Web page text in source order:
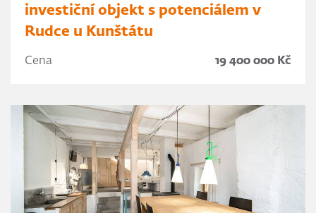
investiční objekt s potenciálem v
Rudce u Kunštátu
Cena 19 400 000 Kč